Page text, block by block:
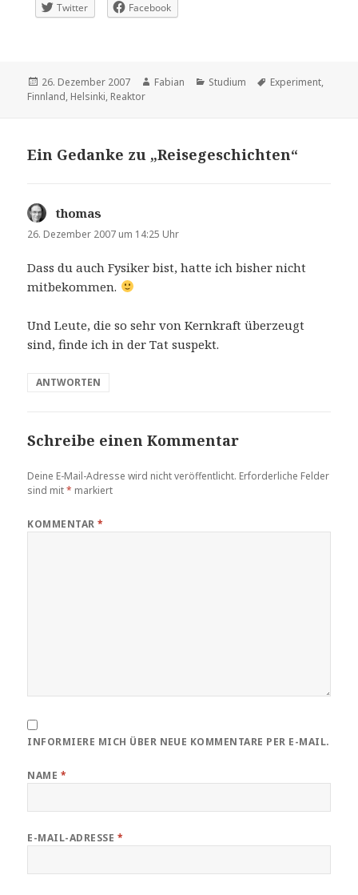
Twitter
Facebook
Veröffentlicht
am
26. Dezember 2007 Autor
Fabian Kategorien
Studium Schlagwörter
Experiment,
Finnland, Helsinki, Reaktor
Ein Gedanke zu „Reisegeschichten“
thomas
26. Dezember 2007 um 14:25 Uhr
Dass du auch Fysiker bist, hatte ich bisher nicht
mitbekommen.
Und Leute, die so sehr von Kernkraft überzeugt
sind, finde ich in der Tat suspekt.
ANTWORTEN
Schreibe einen Kommentar
Deine E-Mail-Adresse wird nicht veröffentlicht. Erforderliche Felder
sind mit* markiert
KOMMENTAR*
INFORMIERE MICH ÜBER NEUE KOMMENTARE PER E-MAIL.
NAME *
E-MAIL-ADRESSE *